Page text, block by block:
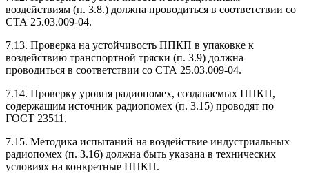
воздействиям (п. 3.8.) должна проводиться в соответствии со
СТА 25.03.009-04.
7.13. Проверка на устойчивость ППКП в упаковке к
воздействию транспортной тряски (п. 3.9) должна
проводиться в соответствии со СТА 25.03.009-04.
7.14. Проверку уровня радиопомех, создаваемых ППКП,
содержащим источник радиопомех (п. 3.15) проводят по
ГОСТ 23511.
7.15. Методика испытаний на воздействие индустриальных
радиопомех (п. 3.16) должна быть указана в технических
условиях на конкретные ППКП.